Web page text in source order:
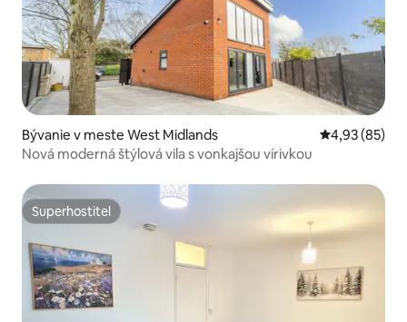
Bývanie v meste West Midlands Priemerné
4,93 (85)
Nová moderná štýlová vila s vonkajšou vírivkou
Superhostiteľ
Superhostiteľ